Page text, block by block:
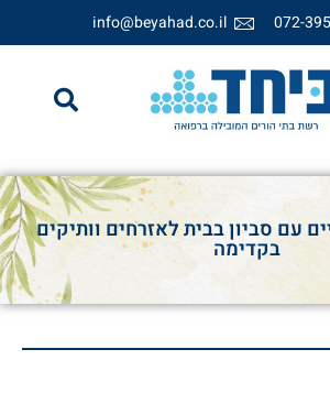
072-
info@beyahad.co.il
עם סביון בבית לאזרחים וותיקים
בקדימה